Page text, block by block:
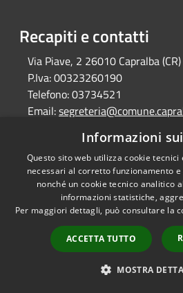
Recapiti e contatti
Via Piave, 2 26010 Capralba (CR)
P.Iva:00323260190
Telefono:03734521
Email:
RSS
Accessibilità
Privacy
Mappa del sito
Informazioni
Questo sito web utilizza cookie
necessari al corretto funzionamento
nonché un cookie tecnico analitico
informazioni statistiche,
Per maggiori dettagli, può consultare la
ACCETTA TUTTO
MOSTRA